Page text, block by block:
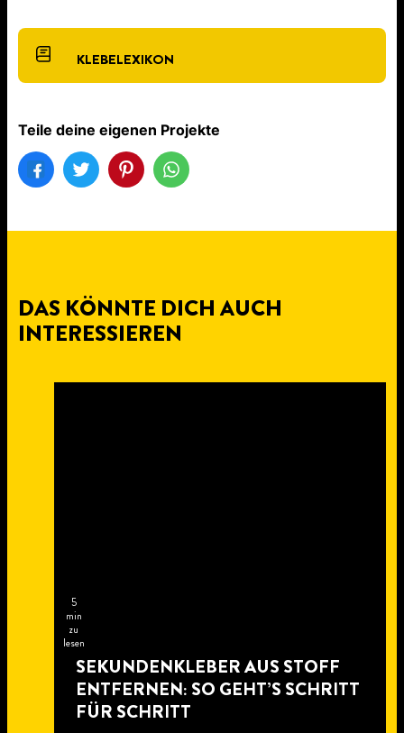
KLEBELEXIKON
Teile deine eigenen Projekte
DAS KÖNNTE DICH AUCH
INTERESSIEREN
5
min
zu
lesen
SEKUNDENKLEBER AUS STOFF
ENTFERNEN: SO GEHT’S SCHRITT
FÜR SCHRITT